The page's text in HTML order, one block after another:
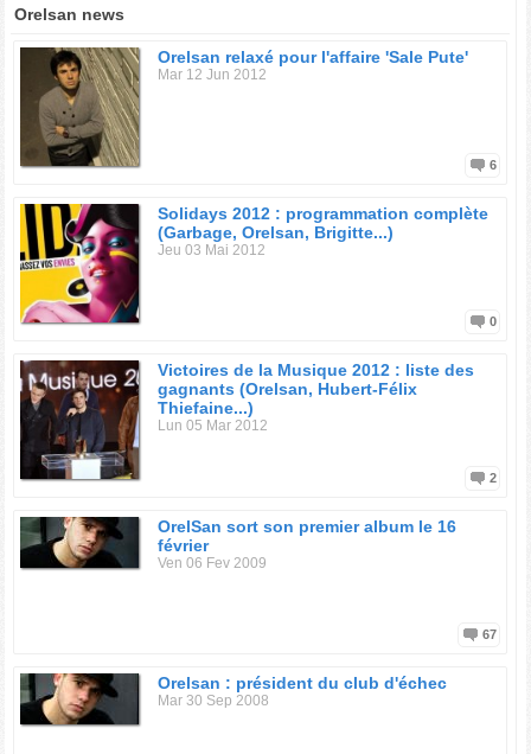
Orelsan news
Orelsan relaxé pour l'affaire 'Sale Pute'
Mar 12 Jun 2012
6
Solidays 2012 : programmation complète
(Garbage, Orelsan, Brigitte...)
Jeu 03 Mai 2012
0
Victoires de la Musique 2012 : liste des
gagnants (Orelsan, Hubert-Félix
Thiefaine...)
Lun 05 Mar 2012
2
OrelSan sort son premier album le 16
février
Ven 06 Fev 2009
67
Orelsan : président du club d'échec
Mar 30 Sep 2008